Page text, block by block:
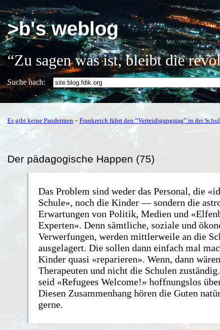
>b's weblog
“Zu sagen was ist, bleibt die
Suche nach:
Es gibt keine Pandemien – Frankreich führt den “Verteidigungstag” in der
Der pädagogische Happen (75)
Das Problem sind weder das Personal, die
Schule», noch die Kinder — sondern die
Erwartungen von Politik, Medien und
Experten». Denn sämtliche, soziale und
Verwerfungen, werden mittlerweile an die
ausgelagert. Die sollen dann einfach mal
Kinder quasi «reparieren». Wenn, dann
Therapeuten und nicht die Schulen
seid «Refugees Welcome!» hoffnungslos
Diesen Zusammenhang hören die Guten
gerne.